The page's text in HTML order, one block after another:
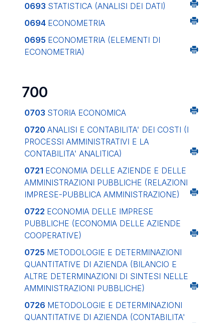
0693 STATISTICA (ANALISI DEI DATI)
0694 ECONOMETRIA
0695 ECONOMETRIA (ELEMENTI DI
ECONOMETRIA)
700
0703 STORIA ECONOMICA
0720 ANALISI E CONTABILITA' DEI COSTI (I
PROCESSI AMMINISTRATIVI E LA
CONTABILITA' ANALITICA)
0721 ECONOMIA DELLE AZIENDE E DELLE
AMMINISTRAZIONI PUBBLICHE (RELAZIONI
IMPRESE-PUBBLICA AMMINISTRAZIONE)
0722 ECONOMIA DELLE IMPRESE
PUBBLICHE (ECONOMIA DELLE AZIENDE
COOPERATIVE)
0725 METODOLOGIE E DETERMINAZIONI
QUANTITATIVE DI AZIENDA (BILANCIO E
ALTRE DETERMINAZIONI DI SINTESI NELLE
AMMINISTRAZIONI PUBBLICHE)
0726 METODOLOGIE E DETERMINAZIONI
QUANTITATIVE DI AZIENDA (CONTABILITA'